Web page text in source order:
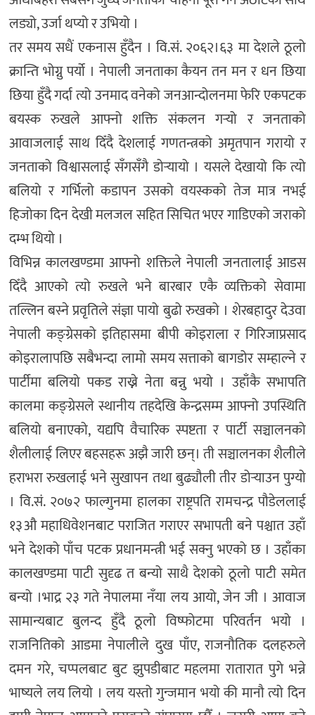
लड्यो, उर्जा थप्यो र उभियो ।
तर समय सधैं एकनास हुँदैन । वि.सं. २०६२।६३ मा देशले ठूलो
क्रान्ति भोग्नु पर्यो । नेपाली जनताका कैयन तन मन र धन छिया
छिया हुँदै गर्दा त्यो उनमाद वनेको जनआन्दोलनमा फेरि एकपटक
बयस्क रुखले आफ्नो शक्ति संकलन गर्‍यो र जनताको
आवाजलाई साथ दिँदै देशलाई गणतन्त्रको अमृतपान गरायो र
जनताको विश्वासलाई सँगसँगै डोर्‍यायो । यसले देखायो कि त्यो
बलियो र गर्भिलो कडापन उसको वयस्कको तेज मात्र नभई
हिजोका दिन देखी मलजल सहित सिचित भएर गाडिएको जराको
दम्भ थियो ।
विभिन्न कालखण्डमा आफ्नो शक्तिले नेपाली जनतालाई आडस
दिँदै आएको त्यो रुखले भने बारबार एकै व्यक्तिको सेवामा
तल्लिन बस्ने प्रवृतिले संज्ञा पायो बुढो रुखको । शेरबहादुर देउवा
नेपाली कङ्ग्रेसको इतिहासमा बीपी कोइराला र गिरिजाप्रसाद
कोइरालापछि सबैभन्दा लामो समय सत्ताको बागडोर सम्हाल्ने र
पार्टीमा बलियो पकड राख्ने नेता बन्नु भयो । उहाँकै सभापति
कालमा कङ्ग्रेसले स्थानीय तहदेखि केन्द्रसम्म आफ्नो उपस्थिति
बलियो बनाएको, यद्यपि वैचारिक स्पष्टता र पार्टी सञ्चालनको
शैलीलाई लिएर बहसहरू अझै जारी छन्। ती सञ्चालनका शैलीले
हराभरा रुखलाई भने सुखापन तथा बुढ्यौली तीर डोर्‍याउन पुग्यो
। वि.सं. २०७२ फाल्गुनमा हालका राष्ट्रपति रामचन्द्र पौडेललाई
१३औ महाधिवेशनबाट पराजित गराएर सभापती बने पश्चात उहाँ
भने देशको पाँच पटक प्रधानमन्त्री भई सक्नु भएको छ । उहाँका
कालखण्डमा पाटी सुदृढ त बन्यो साथै देशको ठूलो पाटी समेत
बन्यो ।भाद्र २३ गते नेपालमा नँया लय आयो, जेन जी । आवाज
सामान्यबाट बुलन्द हुँदै ठूलो विष्फोटमा परिवर्तन भयो ।
राजनितिको आडमा नेपालीले दुख पाँए, राजनौतिक दलहरुले
दमन गरे, चप्पलबाट बुट झुपडीबाट महलमा रातारात पुगे भन्ने
भाष्यले लय लियो । लय यस्तो गुन्जमान भयो की मानौ त्यो दिन